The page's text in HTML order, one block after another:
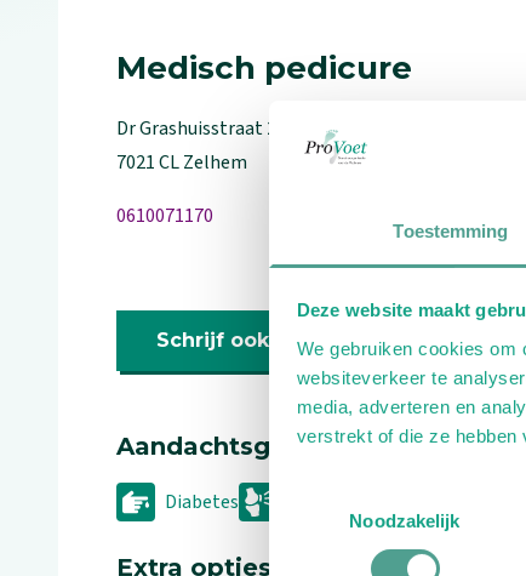
Toestemming
Deze website maakt
We gebruiken cookies om
websiteverkeer te
media, adverteren en
verstrekt of die ze hebben
Toestemmingsselectie
Noodzakelijk
Medisch pedicure
Dr Grashuisstraat22
7021 CLZelhem
0610071170
Schrijf ook een review
Aandachtsgebieden
Diabetes
Extra opties